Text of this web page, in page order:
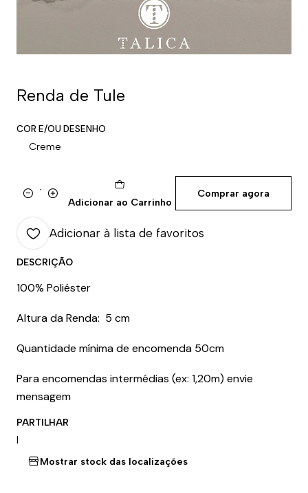
Renda de Tule
COR E/OU DESENHO
Creme
QuantidadeAdicionar ao Carrinho
Comprar agora
Adicionar à lista de favoritos
DESCRIÇÃO
100% Poliéster
Altura da Renda: 5 cm
Quantidade mínima de encomenda 50cm
Para encomendas intermédias (ex: 1,20m) envie
mensagem
PARTILHAR
|
Mostrar stock das localizações